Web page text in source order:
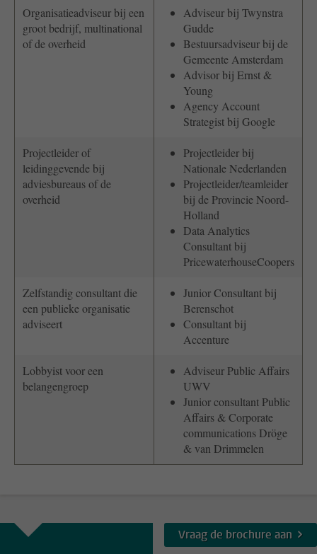
Organisatieadviseur bij een
groot bedrijf, multinational
of de overheid
Adviseur bij Twynstra
Gudde
Bestuursadviseur bij de
Gemeente Amsterdam
Advisor bij Ernst &
Young
Agency Account
Strategist bij Google
Projectleider of
leidinggevende bij
adviesbureaus of de
overheid
Projectleider bij
Nationale Nederlanden
Projectleider/teamleider
bij de Provincie Noord-
Holland
Data Analytics
Consultant bij
PricewaterhouseCoopers
Zelfstandig consultant die
een publieke organisatie
adviseert
Junior Consultant bij
Berenschot
Consultant bij
Accenture
Lobbyist voor een
belangengroep
Adviseur Public Affairs
UWV
Junior consultant Public
Affairs & Corporate
communications Dröge
& van Drimmelen
Vraag de brochure aan